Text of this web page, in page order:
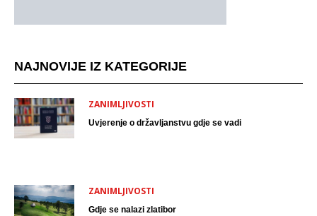
NAJNOVIJE IZ KATEGORIJE
ZANIMLJIVOSTI
Uvjerenje o državljanstvu gdje se vadi
ZANIMLJIVOSTI
Gdje se nalazi zlatibor